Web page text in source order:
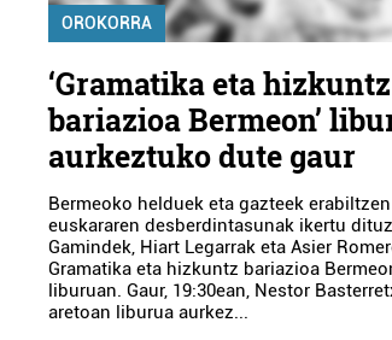
OROKORRA
‘Gramatika eta hizkuntz
bariazioa Bermeon’
aurkeztuko dute gaur
Bermeoko helduek eta gazteek
euskararen desberdintasunak ikertu
Gamindek, Hiart Legarrak eta Asier
Gramatika eta hizkuntz bariazioa
liburuan. Gaur, 19:30ean, Nestor
aretoan liburua aurkez...